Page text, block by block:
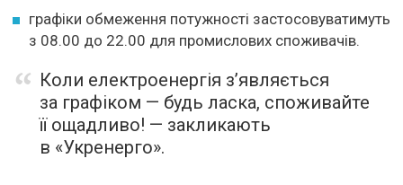
графіки обмеження потужності застосовуватимуть
з 08.00 до 22.00 для промислових споживачів.
Коли електроенергія з’являється
за графіком — будь ласка, споживайте
її ощадливо! — закликають
в «Укренерго».